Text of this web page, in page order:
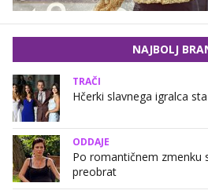
NAJBOLJ
TRAČI
Hčerki slavnega igralca
ODDAJE
Po romantičnem zmenku
preobrat